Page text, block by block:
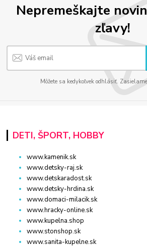
Nepremeškajte
zľavy!
Môžete sa kedykoľvek odhlásiť.
DETI, ŠPORT, HOBBY
www.kamenik.sk
www.detsky-raj.sk
www.detskaradost.sk
www.detsky-hrdina.sk
www.domaci-milacik.sk
www.hracky-online.sk
www.kupelna.shop
www.stonshop.sk
www.sanita-kupelne.sk